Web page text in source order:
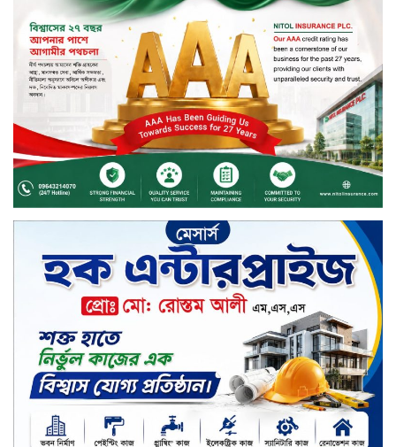
২০২৫-২৬ অর্থবছরে এনবিআরের রাজস্ব
আদায় ৪.১৫ লাখ কোটি টাকা
সপ্তাহের তৃতীয় কার্যদিবসে লেনদেনের
শীর্ষে একমি পেস্টিসাইড
সপ্তাহের তৃতীয় কার্যদিবসে দরবৃদ্ধির
শীর্ষে সেন্ট্রাল ইন্সুরেন্স
সপ্তাহের তৃতীয় কার্যদিবসে দরপতনের
শীর্ষে রিং শাইন টেক্সটাইল
টাঙ্গাইলে জুলাই গণঅভ্যুত্থান দিবস
পালিত
জাতিসংঘের হিসাব ও সরকারি গেজেটের
বাইরে থাকা ৫৬৪ নিহতের পরিচয়